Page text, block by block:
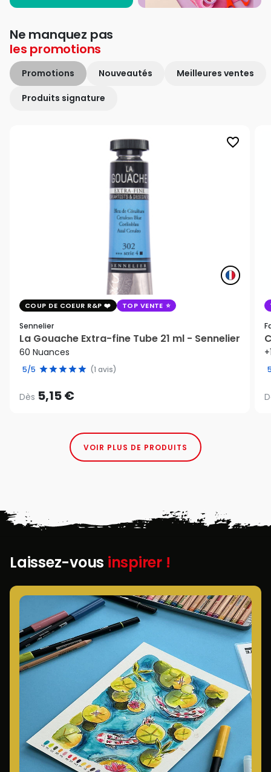
Ne manquez pas
les promotions
Promotions Nouveautés Meilleures ventes
Produits signature
favorite_border
COUP DE COEUR R&P TOP VENTE
Sennelier
La Gouache Extra-fine Tube 21 ml - Sennelier
60 Nuances
5/5 (1 avis)
Dès 5,15 €
VOIR PLUS DE PRODUITS
Laissez-vous inspirer !